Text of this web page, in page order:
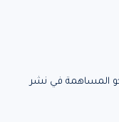
المساهمة في نشر